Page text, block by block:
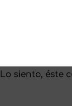
Lo siento, éste